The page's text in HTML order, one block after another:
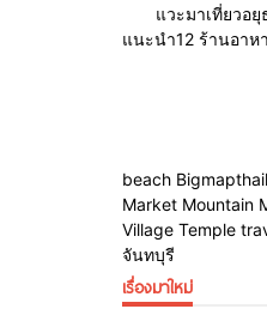
แวะมาเที่ยวอยุ
แนะนำ12 ร้านอาห
: https://
_rdc=1&_rdr
: https://goo.gl/
แบรนด์ที่กำเนิดขึ้นที่
beach
Market Mountain
Village Temple
จันทบุรี
เรื่องมาใหม่